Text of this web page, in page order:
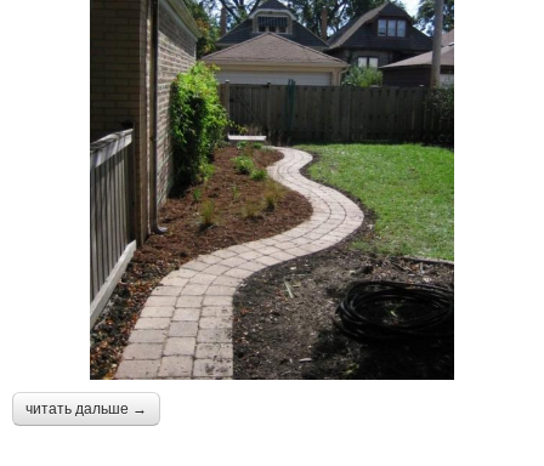
читать дальше →